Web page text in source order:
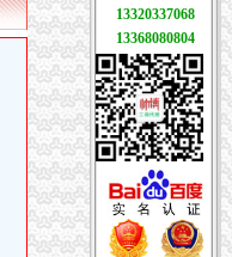
13320337068
13368080804